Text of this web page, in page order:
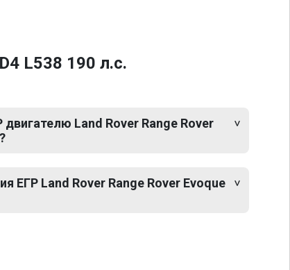
L538 190 л.с.
Land Rover Range Rover
ЕГР Land Rover Range Rover Evoque